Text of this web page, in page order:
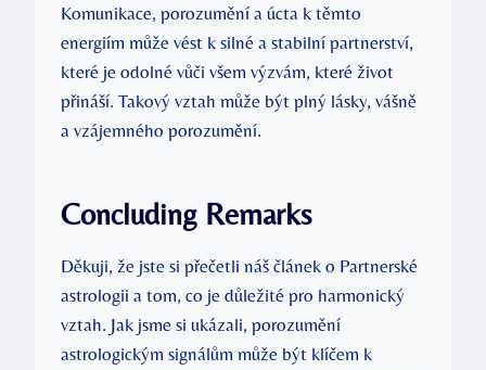
Komunikace, porozumění a úcta k těmto
energiím může vést k silné a stabilní partnerství,
které je odolné vůči všem výzvám, které život
přináší. Takový vztah může být plný lásky, vášně
a vzájemného porozumění.
Concluding Remarks
Děkuji, že jste si přečetli náš článek o Partnerské
astrologii a tom, co je důležité pro harmonický
vztah. Jak jsme si ukázali, porozumění
astrologickým signálům může být klíčem k